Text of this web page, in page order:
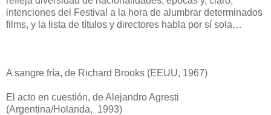
intenciones del Festival a la hora de alumbrar determinados
films, y la lista de títulos y directores habla por sí sola…
A sangre fría, de Richard Brooks (EEUU, 1967)
El acto en cuestión, de Alejandro Agresti
(Argentina/Holanda, 1993)